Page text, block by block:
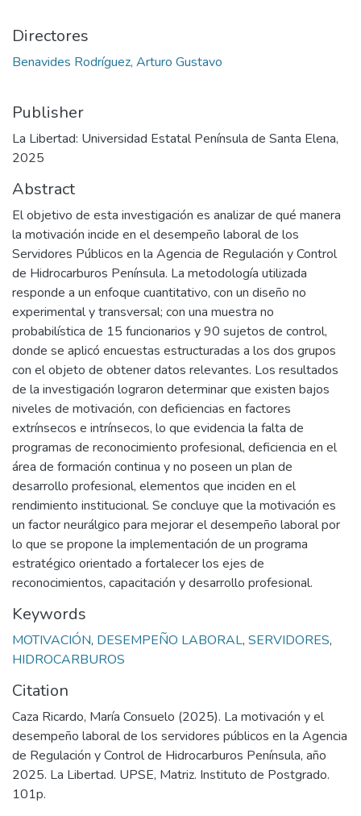
Directores
Benavides Rodríguez, Arturo Gustavo
Publisher
La Libertad: Universidad Estatal Península de Santa Elena,
2025
Abstract
El objetivo de esta investigación es analizar de qué manera
la motivación incide en el desempeño laboral de los
Servidores Públicos en la Agencia de Regulación y Control
de Hidrocarburos Península. La metodología utilizada
responde a un enfoque cuantitativo, con un diseño no
experimental y transversal; con una muestra no
probabilística de 15 funcionarios y 90 sujetos de control,
donde se aplicó encuestas estructuradas a los dos grupos
con el objeto de obtener datos relevantes. Los resultados
de la investigación lograron determinar que existen bajos
niveles de motivación, con deficiencias en factores
extrínsecos e intrínsecos, lo que evidencia la falta de
programas de reconocimiento profesional, deficiencia en el
área de formación continua y no poseen un plan de
desarrollo profesional, elementos que inciden en el
rendimiento institucional. Se concluye que la motivación es
un factor neurálgico para mejorar el desempeño laboral por
lo que se propone la implementación de un programa
estratégico orientado a fortalecer los ejes de
reconocimientos, capacitación y desarrollo profesional.
Keywords
MOTIVACIÓN, DESEMPEÑO LABORAL, SERVIDORES,
HIDROCARBUROS
Citation
Caza Ricardo, María Consuelo (2025). La motivación y el
desempeño laboral de los servidores públicos en la Agencia
de Regulación y Control de Hidrocarburos Península, año
2025. La Libertad. UPSE, Matriz. Instituto de Postgrado.
101p.